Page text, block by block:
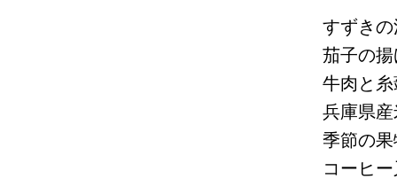
すずき
茄子の
牛肉と
兵庫県
季節の果
コーヒ